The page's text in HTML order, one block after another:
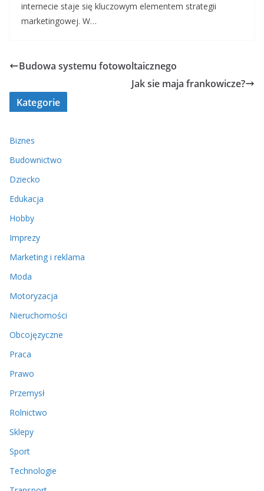
internecie staje się kluczowym elementem strategii
marketingowej. W…
Budowa systemu fotowoltaicznego
Jak sie maja frankowicze?
Kategorie
Biznes
Budownictwo
Dziecko
Edukacja
Hobby
Imprezy
Marketing i reklama
Moda
Motoryzacja
Nieruchomości
Obcojęzyczne
Praca
Prawo
Przemysł
Rolnictwo
Sklepy
Sport
Technologie